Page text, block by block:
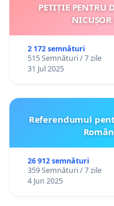
PETIȚIE PENTRU
2 172 semnături
515 Semnături / 7 zile
31 Jul 2025
Referendumul
26 912 semnături
359 Semnături / 7 zile
4 Jun 2025